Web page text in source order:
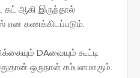
ஆகி இருந்தால்
என கணக்கிடப்படும்.
DAவையும் கூட்டி
ஒருநாள் சம்பளமாகும்.